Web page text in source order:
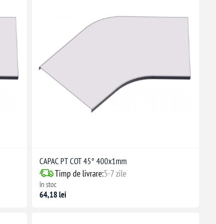
CAPAC PT COT 45° 400x1mm
Timp de livrare:5-7 zile
în stoc
64,18 lei